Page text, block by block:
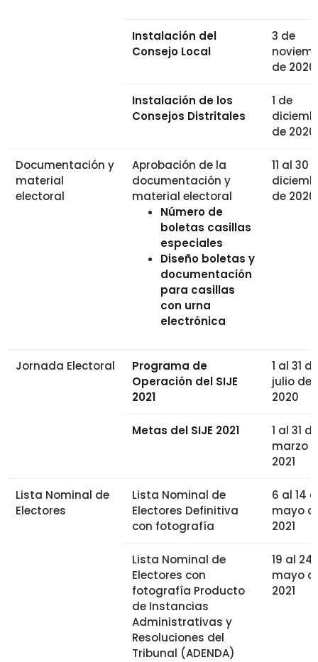
Instalación del
Consejo Local
3 de
de 2020
Instalación de los
Consejos Distritales
1 de
de 2020
Documentación y
material
electoral
Aprobación de la
documentación y
material electoral
Número de
boletas casillas
especiales
Diseño boletas y
documentación
para casillas
con urna
electrónica
11 al 30
de 2020
Jornada Electoral
Programa de
Operación del SIJE
2021
1 al 31 de
julio de
2020
Metas del SIJE 2021
1 al 31 de
marzo
2021
Lista Nominal de
Electores
Lista Nominal de
Electores Definitiva
con fotografía
6 al 14
mayo
2021
Lista Nominal de
Electores con
fotografía Producto
de Instancias
Administrativas y
Resoluciones del
Tribunal (ADENDA)
19 al 24
mayo
2021